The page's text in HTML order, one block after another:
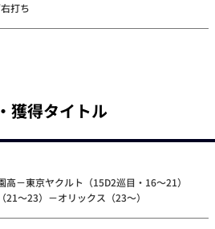
打ち
獲得タイトル
高－東京ヤクルト（15D2巡目・16～21）
21～23）－オリックス（23～）